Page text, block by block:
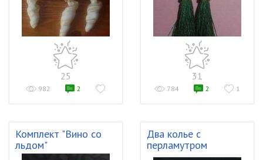
25
982 2
31
784 2 1
Комплект "Вино со
льдом"
Два колье с
перламутром